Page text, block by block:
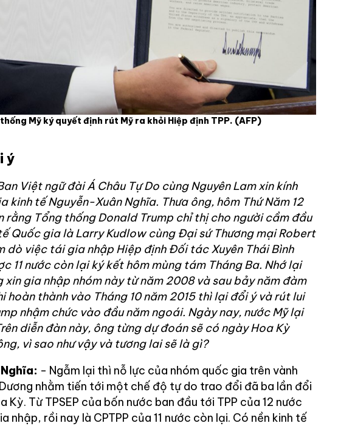
Mỹ ký quyết định rút Mỹ ra khỏi Hiệp định TPP. (AFP)
ý
Việt ngữ đài Á Châu Tự Do cùng Nguyên Lam xin kính
kinh tế Nguyễn-Xuân Nghĩa. Thưa ông, hôm Thứ Năm 12
rằng Tổng thống Donald Trump chỉ thị cho người cầm đầu
Quốc gia là Larry Kudlow cùng Đại sứ Thương mại Robert
dò việc tái gia nhập Hiệp định Đối tác Xuyên Thái Bình
11 nước còn lại ký kết hôm mùng tám Tháng Ba. Nhớ lại
xin gia nhập nhóm này từ năm 2008 và sau bảy năm đàm
hoàn thành vào Tháng 10 năm 2015 thì lại đổi ý và rút lui
nhậm chức vào đầu năm ngoái. Ngày nay, nước Mỹ lại
diễn đàn này, ông từng dự đoán sẽ có ngày Hoa Kỳ
vì sao như vậy và tương lai sẽ là gì?
- Ngẫm lại thì nỗ lực của nhóm quốc gia trên vành
nhằm tiến tới một chế độ tự do trao đổi đã ba lần đổi
Kỳ. Từ TPSEP của bốn nước ban đầu tới TPP của 12 nước
nhập, rồi nay là CPTPP của 11 nước còn lại. Có nền kinh tế